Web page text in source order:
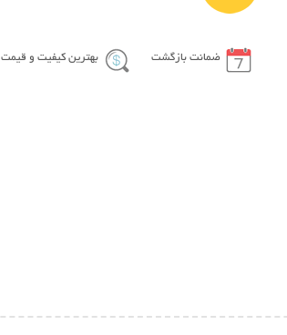
ضمانت بازگشت بهترین کیفیت و قیمت